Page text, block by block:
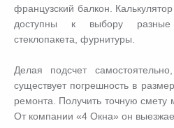
французский балкон.
доступны к выбору разные
стеклопакета, фурнитуры.
Делая подсчет
существует погрешность в
ремонта. Получить точную смету
От компании «4 Окна» он